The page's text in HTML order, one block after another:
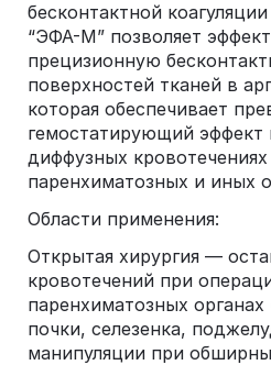
бесконтактной
“ЭФА-М” позволяет
прецизионную
поверхностей тканей в
которая обеспечивает
гемостатирующий
диффузных кровотечениях
паренхиматозных и иных
Области применения:
Открытая хирургия —
кровотечений при
паренхиматозных органах
почки, селезенка,
манипуляции при